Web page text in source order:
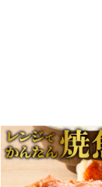
す。
跡や名所が点在
るほか、海・山